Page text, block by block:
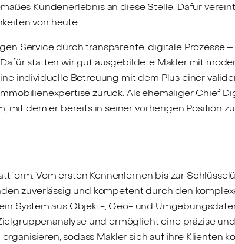
Kundenerlebnis an diese Stelle. Dafür
von heute.
Service durch transparente, digitale Prozesse –
statten wir gut ausgebildete Makler mit
individuelle Betreuung mit dem Plus einer
zurück. Als ehemaliger Chief
mit dem er bereits in seiner vorherigen Position
Vom ersten Kennenlernen bis zur
zuverlässig und kompetent durch den
System aus Objekt-, Geo- und
und ermöglicht eine präzise und
sodass Makler sich auf ihre Klienten